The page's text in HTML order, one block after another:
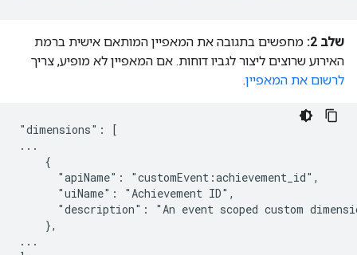
שלב 2:
מחפשים בתגובה את המאפיין המותאם אישית ברמת
האירוע שרוצים ליצור לגביו דוחות. אם המאפיין לא מופיע, צריך
לרשום את המאפיין.
"dimensions": [
...
    {
      "apiName": "customEvent:achievement_id",
      "uiName": "Achievement ID",
"description": "An event scoped custom
    },
...